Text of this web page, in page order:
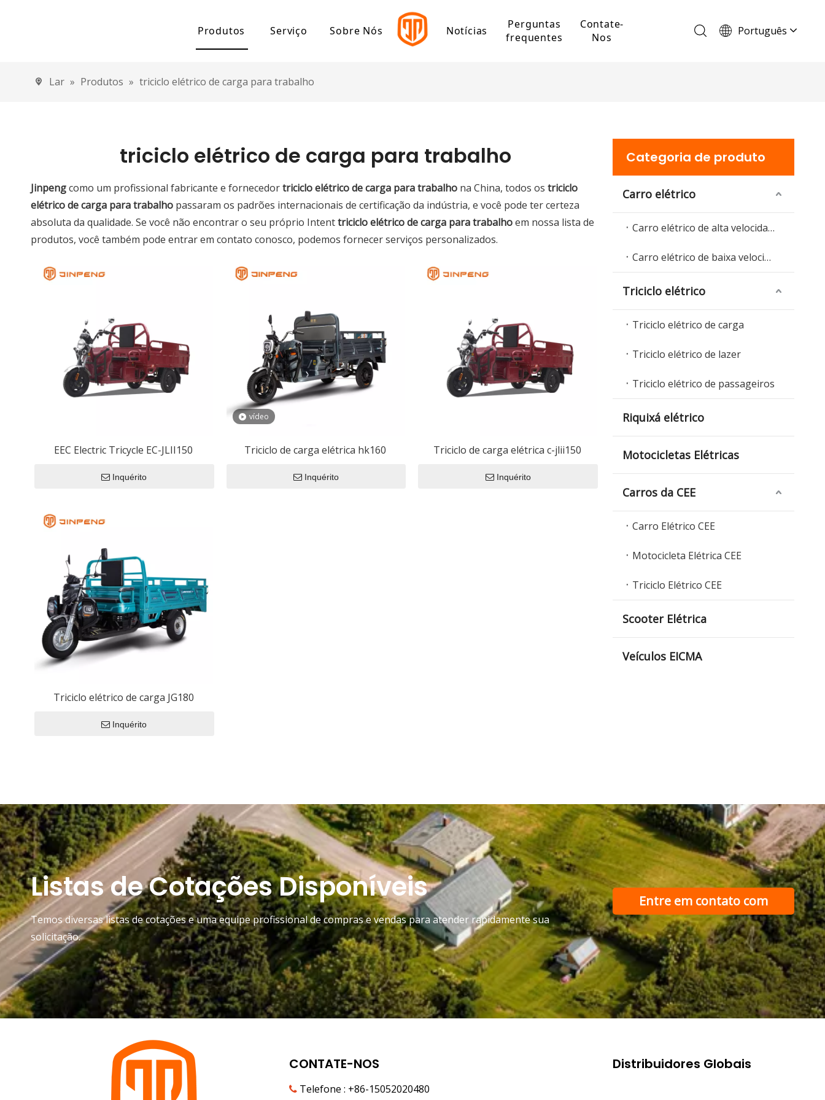
Produtos
Carro elétrico de baixa velocidade
Triciclo elétrico de lazer
Capacitância do Filme
Capacitor de uso geral
Motocicletas Elétricas
Capacitor de mica
Carros da CEE
Carro Elétrico Eec
Motocicleta Elétrica CEE
Triciclo Elétrico CEE
Serviço Sobre Nós Notícias
Perguntas
frequentes
Contate-
Nos
Português
Lar » Produtos » triciclo elétrico de carga para trabalho
triciclo elétrico de carga para trabalho
Jinpengcomo um profissional fabricante e fornecedortriciclo elétrico de carga para trabalho na China, todos os triciclo
elétrico de carga para trabalho passaram os padrões internacionais de certificação da indústria, e você pode ter certeza
absoluta da qualidade. Se você não encontrar o seu próprio Intenttriciclo elétrico de carga para trabalhoem nossa lista de
produtos, você também pode entrar em contato conosco, podemos fornecer serviços personalizados.
EEC Electric Tricycle EC-JLII150
Inquérito
vídeo
Triciclo de carga elétrica hk160
Inquérito
Triciclo de carga elétrica c-jlii150
Inquérito
Triciclo elétrico de carga JG180
Inquérito
Categoria de produto
Carro elétrico
Carro elétrico de alta velocidade
Carro elétrico de baixa velocidade
Triciclo elétrico
Triciclo elétrico de carga
Triciclo elétrico de lazer
Triciclo elétrico de passageiros
Riquixá elétrico
Motocicletas Elétricas
Carros da CEE
Carro Elétrico CEE
Motocicleta Elétrica CEE
Triciclo Elétrico CEE
Scooter Elétrica
Veículos EICMA
Listas de Cotações Disponíveis
Temos diversas listas de cotações e uma equipe profissional de compras e vendas para atender rapidamente sua
solicitação.
Entre em contato com
nossa equipe de
suporte
CONTATE-NOS
 Telefone : +86-15052020480
Distribuidores Globais